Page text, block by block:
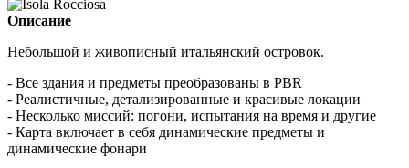
Описание
Небольшой и живописный итальянский островок.
- Все здания и предметы преобразованы в PBR
- Реалистичные, детализированные и красивые локации
- Несколько миссий: погони, испытания на время и другие
- Карта включает в себя динамические предметы и
динамические фонари